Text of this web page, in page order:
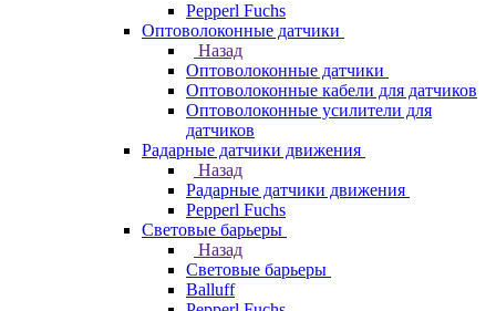
Pepperl Fuchs
Оптоволоконные датчики
Назад
Оптоволоконные датчики
Оптоволоконные кабели для датчиков
Оптоволоконные усилители для
датчиков
Радарные датчики движения
Назад
Радарные датчики движения
Pepperl Fuchs
Световые барьеры
Назад
Световые барьеры
Balluff